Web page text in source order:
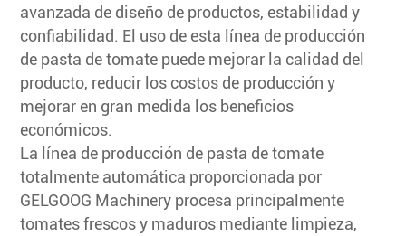
avanzada de diseño de productos, estabilidad y
confiabilidad. El uso de esta línea de producción
de pasta de tomate puede mejorar la calidad del
producto, reducir los costos de producción y
mejorar en gran medida los beneficios
económicos.
La línea de producción de pasta de tomate
totalmente automática proporcionada por
GELGOOG Machinery procesa principalmente
tomates frescos y maduros mediante limpieza,